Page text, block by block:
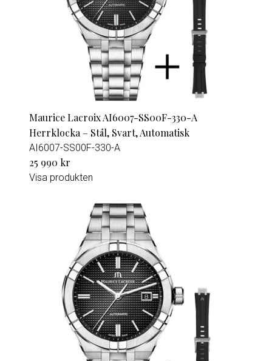
Maurice Lacroix AI6007-SS00F-330-A
Herrklocka – Stål, Svart, Automatisk
AI6007-SS00F-330-A
25 990 kr
Visa produkten